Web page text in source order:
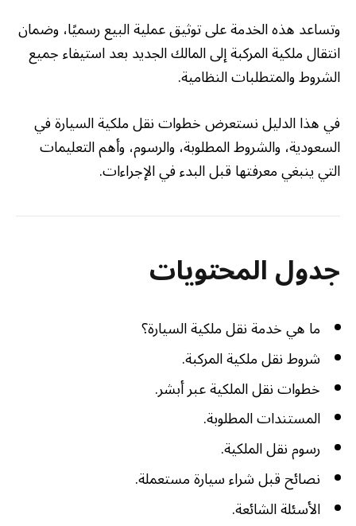
وتساعد هذه الخدمة على توثيق عملية البيع رسميًا، وضمان
انتقال ملكية المركبة إلى المالك الجديد بعد استيفاء جميع
الشروط والمتطلبات النظامية.
في هذا الدليل نستعرض خطوات نقل ملكية السيارة في
السعودية، والشروط المطلوبة، والرسوم، وأهم التعليمات
التي ينبغي معرفتها قبل البدء في الإجراءات.
جدول المحتويات
ما هي خدمة نقل ملكية السيارة؟
شروط نقل ملكية المركبة.
خطوات نقل الملكية عبر أبشر.
المستندات المطلوبة.
رسوم نقل الملكية.
نصائح قبل شراء سيارة مستعملة.
الأسئلة الشائعة.